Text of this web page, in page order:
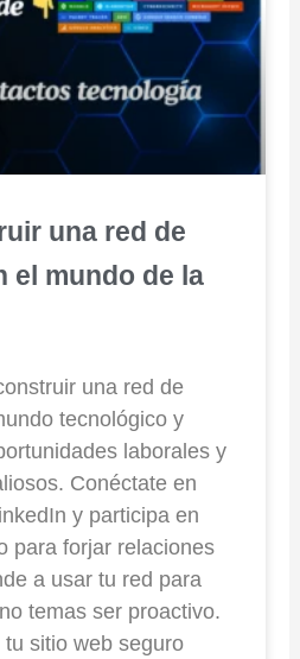
una red de
el mundo de la
una red de
tecnológico y
laborales y
Conéctate en
y participa en
para forjar relaciones
a usar tu red para
temas ser proactivo.
sitio web seguro